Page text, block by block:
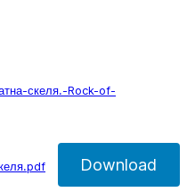
скеля.-Rock-of-
Download